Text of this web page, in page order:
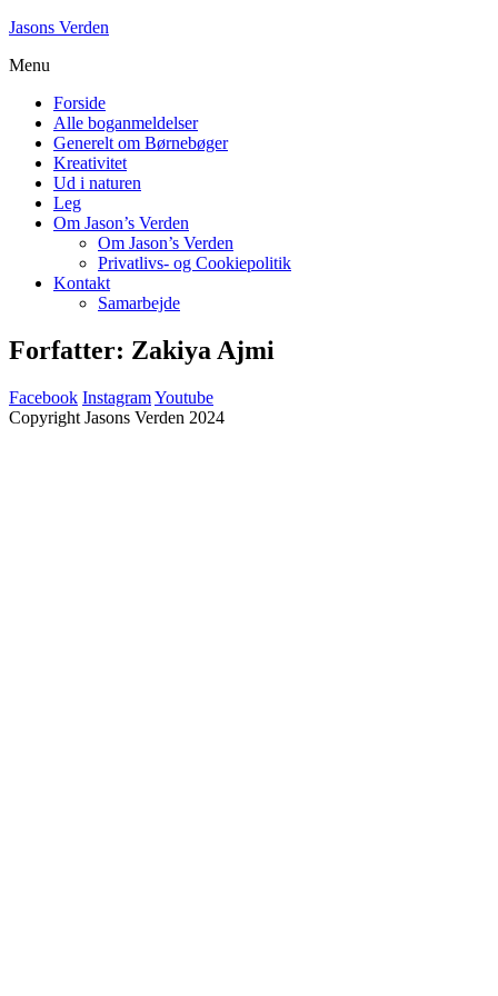
Skip
content
Jasons Verden
Menu
Forside
Alle boganmeldelser
Generelt om Børnebøger
Kreativitet
Ud i naturen
Leg
Om Jason’s Verden
Om Jason’s Verden
Privatlivs- og Cookiepolitik
Kontakt
Samarbejde
Forfatter: Zakiya Ajmi
Facebook InstagramYoutube
Copyright Jasons Verden 2024